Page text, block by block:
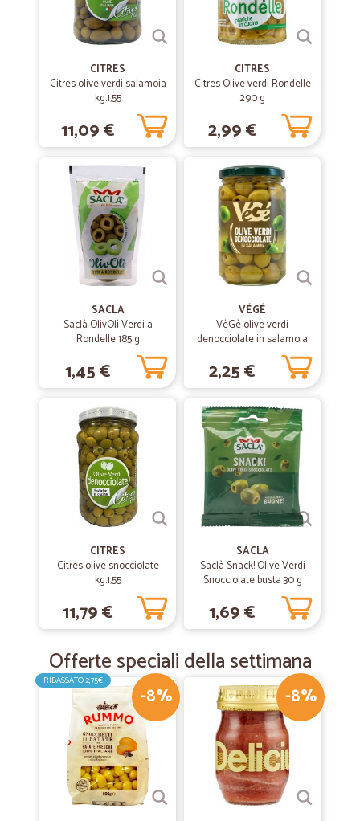
CITRES
Citres olive verdi salamoia
kg.1,55
11,09 €
CITRES
Citres Olive verdi Rondelle
290 g
2,99 €
SACLA
Saclà OlivOlì Verdi a
Rondelle 185 g
1,45 €
VÉGÉ
VèGè olive verdi
denocciolate in salamoia
2,25 €
CITRES
Citres olive snocciolate
kg.1,55
11,79 €
SACLA
Saclà Snack! Olive Verdi
Snocciolate busta 30 g
1,69 €
Offerte speciali della settimana
-8%
RIBASSATO2,75€
-8%